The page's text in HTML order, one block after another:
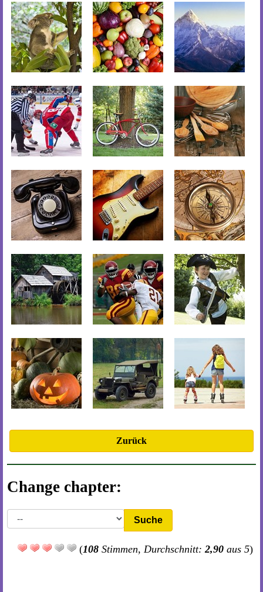
Zurück
Change chapter:
Suche
(108 Stimmen, Durchschnitt: 2,90 aus 5)